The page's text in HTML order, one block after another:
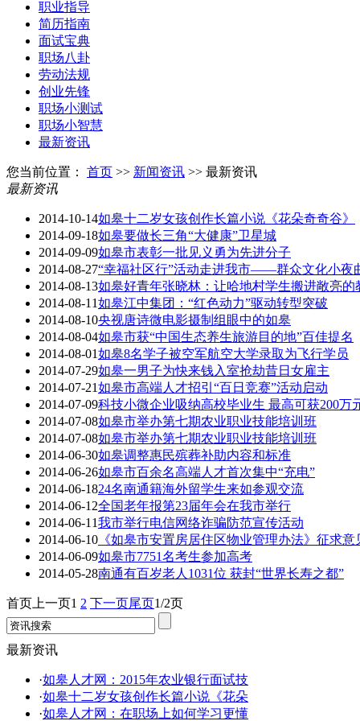
职业指导
简历指南
面试宝典
职场八卦
劳动法规
创业先锋
职场小测试
职场小智慧
最新资讯
您当前位置： 首页 >> 新闻资讯 >> 最新资讯
最新资讯
2014-10-14如皋十二岁女孩创作长篇小说《花朵奇奇谷》
2014-09-18如皋要做长三角“大健康”卫星城
2014-09-09如皋市表彰一批见义勇为先进分子
2014-08-27“幸福社区行”活动走进我市——群众文化小夜
2014-08-13如皋好青年张晓林：让哈地村学生搬进敞亮的
2014-08-11如皋江中集团：“红色动力”驱动转型突破
2014-08-10央视唐诗微电影摄制组眼中的如皋
2014-08-04如皋市获“中国生态养生旅游目的地”百佳提名
2014-08-01如皋8名学子被空军航空大学录取为飞行学员
2014-07-29如皋一男子为快来钱入室抢劫昔日女雇主
2014-07-21如皋市高端人才招引“百日竞赛”活动启动
2014-07-09科技小微企业吸纳高校毕业生 最高可获200万
2014-07-08如皋市举办第七期农业职业技能培训班
2014-07-08如皋市举办第七期农业职业技能培训班
2014-06-30如皋调整惠民殡葬补助内容和标准
2014-06-26如皋市百余名高端人才首次集中“充电”
2014-06-1824名南通籍海外留学生来如参观交流
2014-06-12全国老年报第23届年会在我市举行
2014-06-11我市举行电信网络诈骗防范宣传活动
2014-06-10 《如皋市安置房居住区物业管理办法》征求意
2014-06-09如皋市7751名考生参加高考
2014-05-28南通有百岁老人1031位 获封“世界长寿之都”
首页 上一页1 2 下一页尾页1/2页
最新资讯
·如皋人才网：2015年农业银行面试技
·如皋十二岁女孩创作长篇小说《花朵
·如皋人才网：在职场上如何学习更懂